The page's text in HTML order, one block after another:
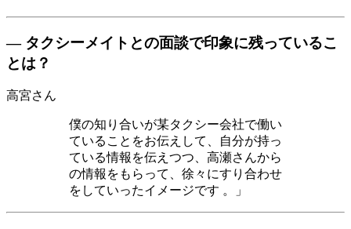
― タクシーメイトとの面談で印象に残っているこ
とは？
高宮さん
僕の知り合いが某タクシー会社で働い
ていることをお伝えして、自分が持っ
ている情報を伝えつつ、高瀬さんから
の情報をもらって、徐々にすり合わせ
をしていったイメージです 。」